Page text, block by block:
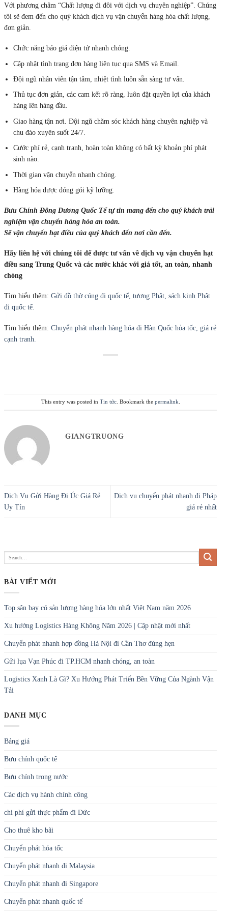
Với phương châm “Chất lượng đi đôi với dịch vụ chuyên nghiệp”. Chúng
tôi sẽ đem đến cho quý khách dịch vụ vận chuyển hàng hóa chất lượng,
đơn giản.
Chức năng báo giá điện tử nhanh chóng.
Cập nhật tình trạng đơn hàng liên tục qua SMS và Email.
Đội ngũ nhân viên tận tâm, nhiệt tình luôn sẵn sàng tư vấn.
Thủ tục đơn giản, các cam kết rõ ràng, luôn đặt quyền lợi của khách
hàng lên hàng đầu.
Giao hàng tận nơi. Đội ngũ chăm sóc khách hàng chuyên nghiệp và
chu đáo xuyên suốt 24/7.
Cước phí rẻ, cạnh tranh, hoàn toàn không có bất kỳ khoản phí phát
sinh nào.
Thời gian vận chuyển nhanh chóng.
Hàng hóa được đóng gói kỹ lưỡng.
Bưu Chính Đông Dương Quốc Tế tự tin mang đến cho quý khách trải
nghiệm vận chuyển hàng hóa an toàn.
Sẽ vận chuyển hạt điều của quý khách đến nơi cần đến.
Hãy liên hệ với chúng tôi để được tư vấn về dịch vụ vận chuyển hạt
điều sang Trung Quốc và các nước khác với giá tốt, an toàn, nhanh
chóng
Tìm hiểu thêm: Gửi đồ thờ cúng đi quốc tế, tượng Phật, sách kinh Phật
đi quốc tế.
Tìm hiểu thêm: Chuyển phát nhanh hàng hóa đi Hàn Quốc hỏa tốc, giá rẻ
cạnh tranh.
This entry was posted in Tin tức. Bookmark the permalink
GIANGTRUONG
Dịch Vụ Gửi Hàng Đi Úc Giá Rẻ
Uy Tín
Dịch vụ chuyển phát nhanh đi Pháp
giá rẻ nhất
BÀI VIẾT MỚI
Top sân bay có sản lượng hàng hóa lớn nhất Việt Nam năm 2026
Xu hướng Logistics Hàng Không Năm 2026 | Cập nhật mới nhất
Chuyển phát nhanh hợp đồng Hà Nội đi Cần Thơ đúng hẹn
Gửi lụa Vạn Phúc đi TP.HCM nhanh chóng, an toàn
Logistics Xanh Là Gì? Xu Hướng Phát Triển Bền Vững Của Ngành Vận
Tải
DANH MỤC
Bảng giá
Bưu chính quốc tế
Bưu chính trong nước
Các dịch vụ hành chính công
chi phí gửi thực phẩm đi Đức
Cho thuê kho bãi
Chuyển phát hỏa tốc
Chuyển phát nhanh đi Malaysia
Chuyển phát nhanh đi Singapore
Chuyển phát nhanh quốc tế